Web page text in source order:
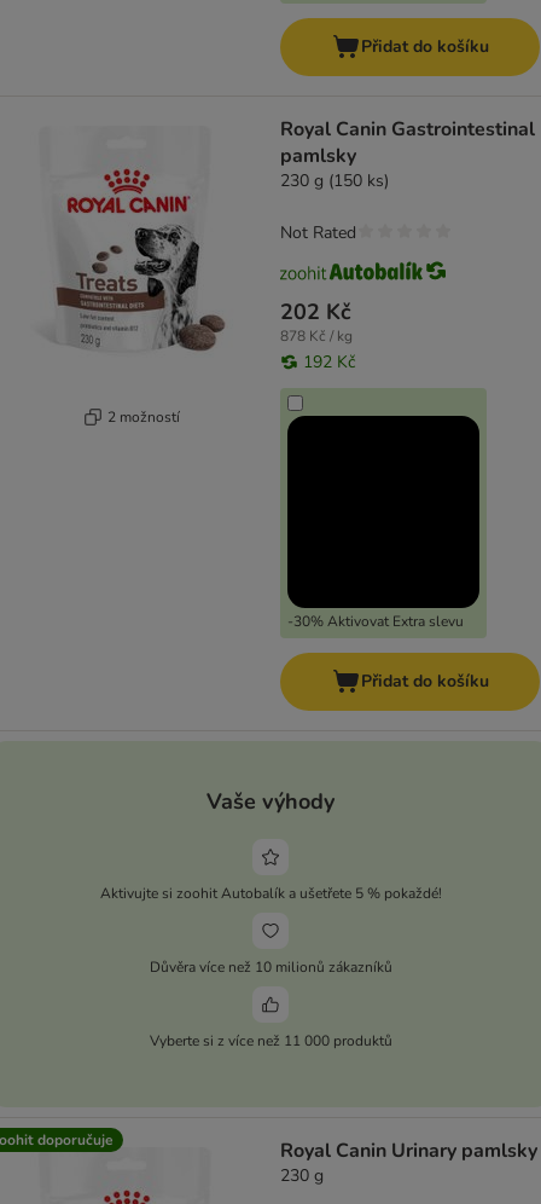
Přidat do košíku
2 možností
Royal Canin Gastrointestinal
pamlsky
230 g (150 ks)
202 Kč
878 Kč / kg
192 Kč
-30% Aktivovat Extra slevu
Not Rated
Přidat do košíku
Vaše výhody
Aktivujte si zoohit Autobalík a ušetřete 5 % pokaždé!
Důvěra více než 10 milionů zákazníků
Vyberte si z více než 11 000 produktů
doporučuje Royal Canin Urinary pamlsky
230 g